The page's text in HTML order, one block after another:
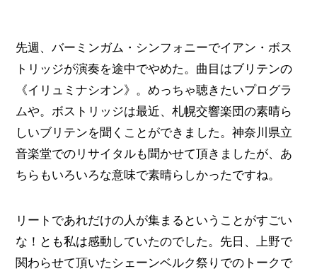
先週、バーミンガム・シンフォニーでイアン・ボス
トリッジが演奏を途中でやめた。曲目はブリテンの
《イリュミナシオン》。めっちゃ聴きたいプログラ
ムや。ボストリッジは最近、札幌交響楽団の素晴ら
しいブリテンを聞くことができました。神奈川県立
音楽堂でのリサイタルも聞かせて頂きましたが、あ
ちらもいろいろな意味で素晴らしかったですね。
リートであれだけの人が集まるということがすごい
な！とも私は感動していたのでした。先日、上野で
関わらせて頂いたシェーンベルク祭りでのトークで